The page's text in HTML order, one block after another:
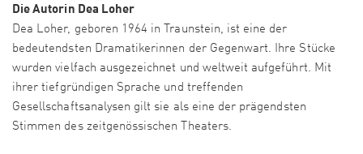
Die Autorin Dea Loher
Dea Loher, geboren 1964 in Traunstein, ist eine der
bedeutendsten Dramatikerinnen der Gegenwart. Ihre Stücke
wurden vielfach ausgezeichnet und weltweit aufgeführt. Mit
ihrer tiefgründigen Sprache und treffenden
Gesellschaftsanalysen gilt sie als eine der prägendsten
Stimmen des zeitgenössischen Theaters.